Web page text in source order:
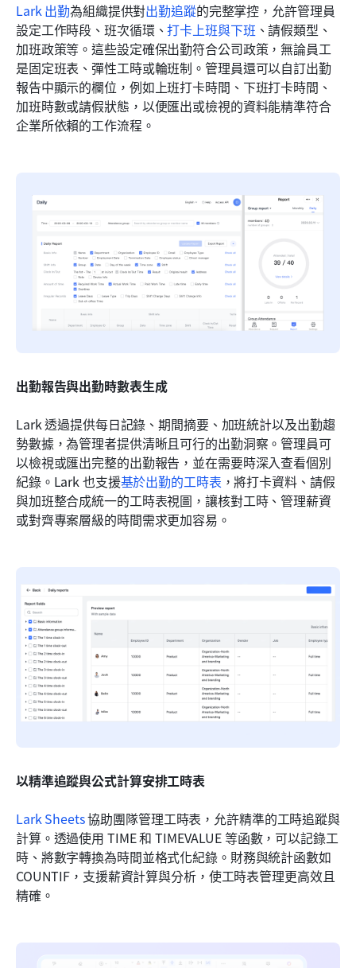
Lark 出勤為組織提供對出勤追蹤的完整掌控，允許管理員
設定工作時段、班次循環、打卡上班與下班 、請假類型、
加班政策等。這些設定確保出勤符合公司政策，無論員工
是固定班表、彈性工時或輪班制。管理員還可以自訂出勤
報告中顯示的欄位，例如上班打卡時間、下班打卡時間、
加班時數或請假狀態，以便匯出或檢視的資料能精準符合
企業所依賴的工作流程。
出勤報告與出勤時數表生成
Lark 透過提供每日記錄、期間摘要、加班統計以及出勤趨
勢數據，為管理者提供清晰且可行的出勤洞察。管理員可
以檢視或匯出完整的出勤報告，並在需要時深入查看個別
紀錄。Lark 也支援基於出勤的工時表 ，將打卡資料、請假
與加班整合成統一的工時表視圖，讓核對工時、管理薪資
或對齊專案層級的時間需求更加容易。
以精準追蹤與公式計算安排工時表
Lark Sheets 協助團隊管理工時表，允許精準的工時追蹤與
計算。透過使用 TIME 和 TIMEVALUE 等函數，可以記錄工
時、將數字轉換為時間並格式化紀錄。財務與統計函數如
COUNTIF，支援薪資計算與分析，使工時表管理更高效且
精確。